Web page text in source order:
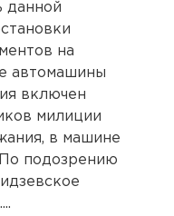
данной
на
автомашины
включен
милиции
в машине
подозрению